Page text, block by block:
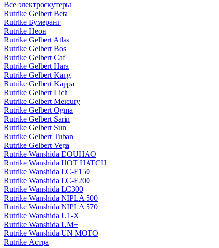
Все электро­скутеры
Rutrike Gelbert Beta
Rutrike Бумеранг
Rutrike Неон
Rutrike Gelbert Atlas
Rutrike Gelbert Bos
Rutrike Gelbert Caf
Rutrike Gelbert Hara
Rutrike Gelbert Kang
Rutrike Gelbert Kappa
Rutrike Gelbert Lich
Rutrike Gelbert Mercury
Rutrike Gelbert Ogma
Rutrike Gelbert Sarin
Rutrike Gelbert Sun
Rutrike Gelbert Tuban
Rutrike Gelbert Vega
Rutrike Wanshida DOUHAO
Rutrike Wanshida HOT HATCH
Rutrike Wanshida LC-F150
Rutrike Wanshida LC-F200
Rutrike Wanshida LC300
Rutrike Wanshida NIPLA 500
Rutrike Wanshida NIPLA 570
Rutrike Wanshida U1-X
Rutrike Wanshida UM+
Rutrike Wanshida UN MOTO
Rutrike Астра